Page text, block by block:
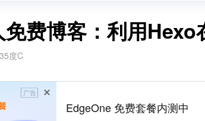
费博客：利用Hexo
度C
广告
EdgeOne 免费套餐内测中